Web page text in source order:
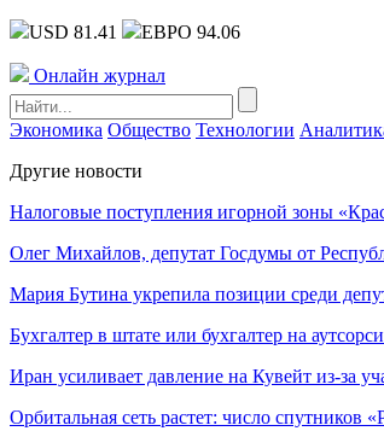
USD 81.41 ЕВРО 94.06
Онлайн журнал
Экономика Общество Технологии
Другие новости
Налоговые поступления игорной зоны
Олег Михайлов, депутат Госдумы от
Мария Бутина укрепила позиции среди
Бухгалтер в штате или бухгалтер на
Иран усиливает давление на Кувейт из-за
Орбитальная сеть растет: число спутников